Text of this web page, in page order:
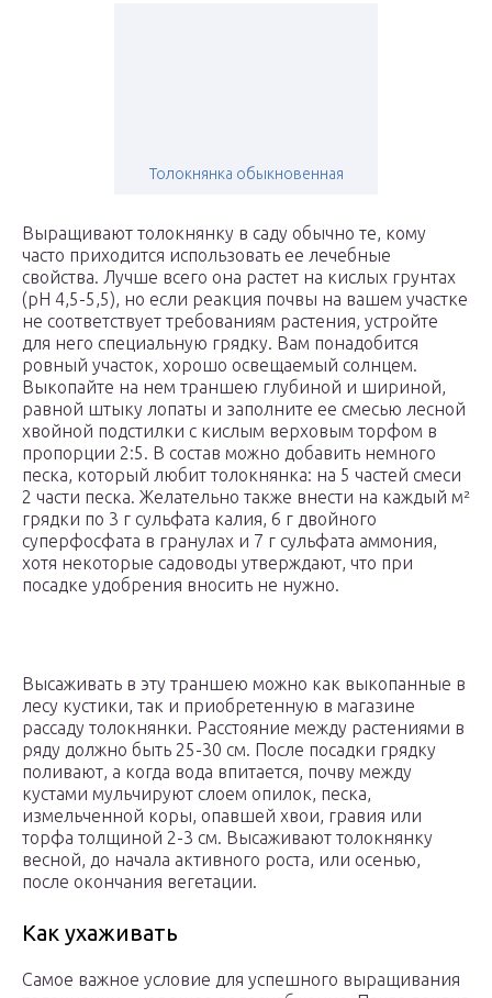
Толокнянка обыкновенная
Выращивают толокнянку в саду обычно те, кому
часто приходится использовать ее лечебные
свойства. Лучше всего она растет на кислых грунтах
(pH 4,5-5,5), но если реакция почвы на вашем участке
не соответствует требованиям растения, устройте
для него специальную грядку. Вам понадобится
ровный участок, хорошо освещаемый солнцем.
Выкопайте на нем траншею глубиной и шириной,
равной штыку лопаты и заполните ее смесью лесной
хвойной подстилки с кислым верховым торфом в
пропорции 2:5. В состав можно добавить немного
песка, который любит толокнянка: на 5 частей смеси
2 части песка. Желательно также внести на каждый м²
грядки по 3 г сульфата калия, 6 г двойного
суперфосфата в гранулах и 7 г сульфата аммония,
хотя некоторые садоводы утверждают, что при
посадке удобрения вносить не нужно.
Высаживать в эту траншею можно как выкопанные в
лесу кустики, так и приобретенную в магазине
рассаду толокнянки. Расстояние между растениями в
ряду должно быть 25-30 см. После посадки грядку
поливают, а когда вода впитается, почву между
кустами мульчируют слоем опилок, песка,
измельченной коры, опавшей хвои, гравия или
торфа толщиной 2-3 см. Высаживают толокнянку
весной, до начала активного роста, или осенью,
после окончания вегетации.
Как ухаживать
Самое важное условие для успешного выращивания